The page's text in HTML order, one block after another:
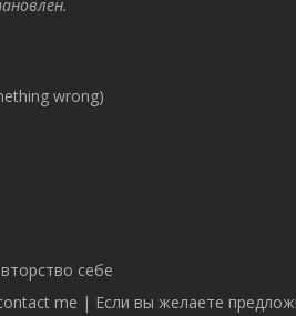
wrong)
себе
me | Если вы желаете